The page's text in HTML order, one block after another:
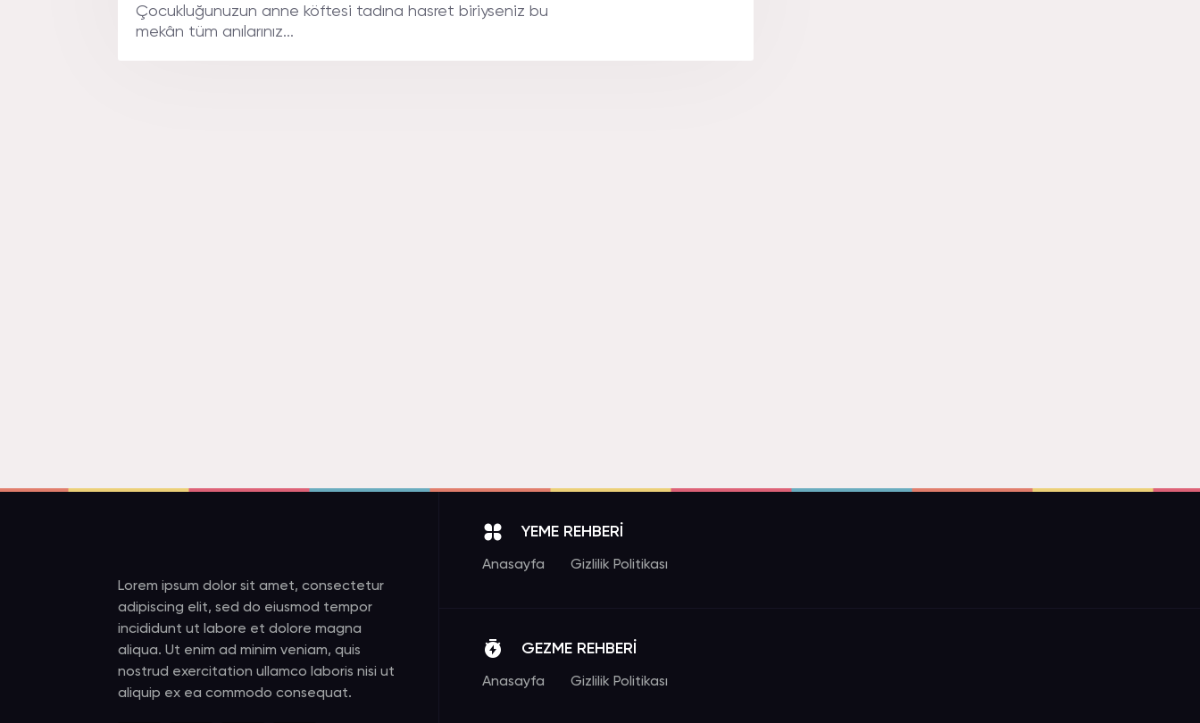
Çocukluğunuzun anne köftesi tadına hasret biriyseniz bu
mekân tüm anılarınız...
Lorem ipsum dolor sit amet, consectetur
adipiscing elit, sed do eiusmod tempor
incididunt ut labore et dolore magna
aliqua. Ut enim ad minim veniam, quis
nostrud exercitation ullamco laboris nisi ut
aliquip ex ea commodo consequat.
YEME REHBERİ
Anasayfa Gizlilik Politikası
GEZME REHBERİ
Anasayfa Gizlilik Politikası